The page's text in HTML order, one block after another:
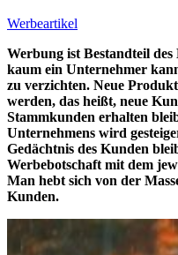
Werbeartikel
Werbung ist Bestandteil
kaum ein Unternehmer
zu verzichten. Neue
werden, das heißt, neue
Stammkunden erhalten
Unternehmens wird
Gedächtnis des Kunden
Werbebotschaft mit dem
Man hebt sich von der
Kunden.